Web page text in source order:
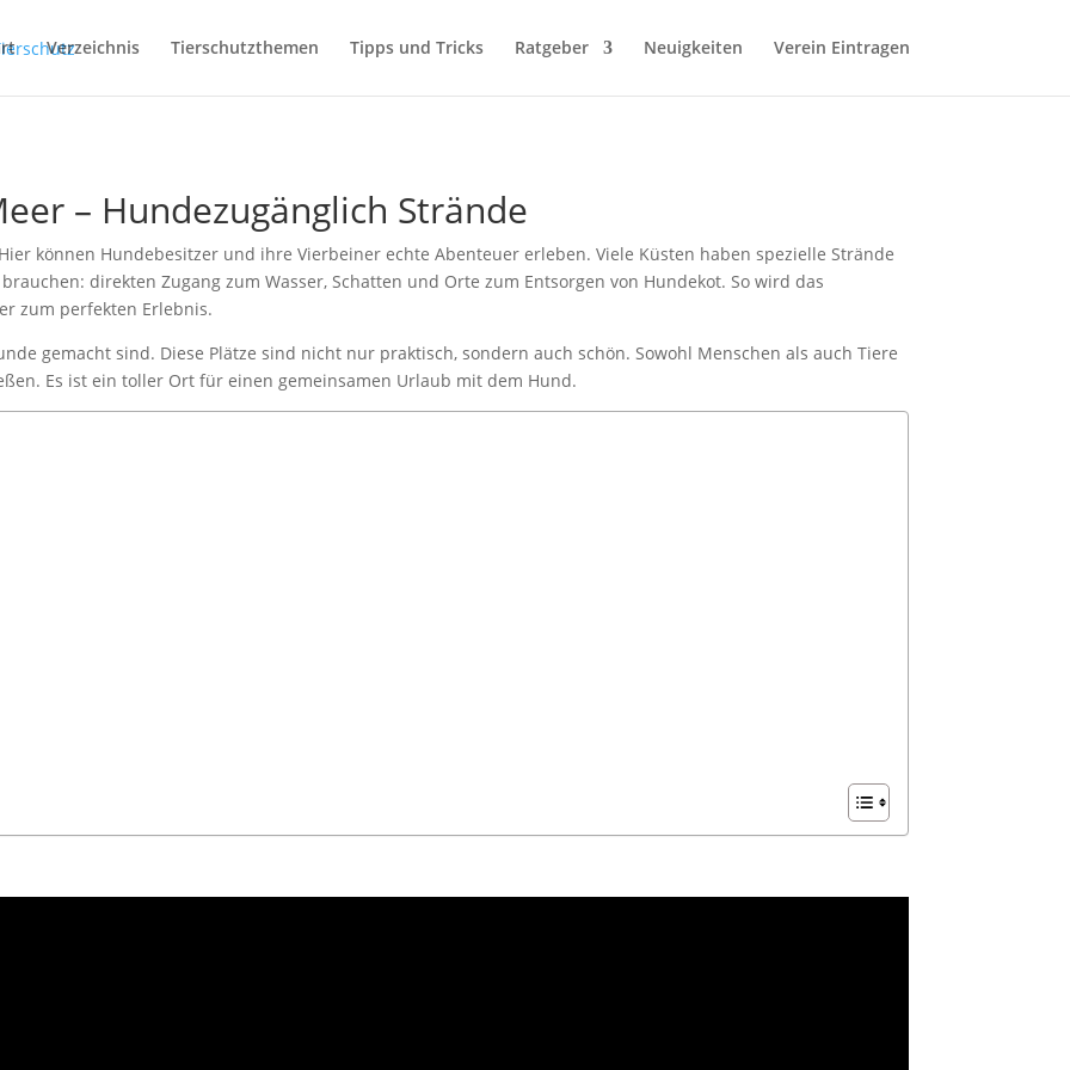
Verzeichnis Tierschutzthemen Tipps und Tricks Ratgeber Neuigkeiten Verein Eintragen
– Hundezugänglich Strände
können Hundebesitzer und ihre Vierbeiner echte Abenteuer erleben. Viele Küsten haben spezielle Strände
direkten Zugang zum Wasser, Schatten und Orte zum Entsorgen von Hundekot. So wird das
zum perfekten Erlebnis.
gemacht sind. Diese Plätze sind nicht nur praktisch, sondern auch schön. Sowohl Menschen als auch Tiere
Es ist ein toller Ort für einen gemeinsamen Urlaub mit dem Hund.